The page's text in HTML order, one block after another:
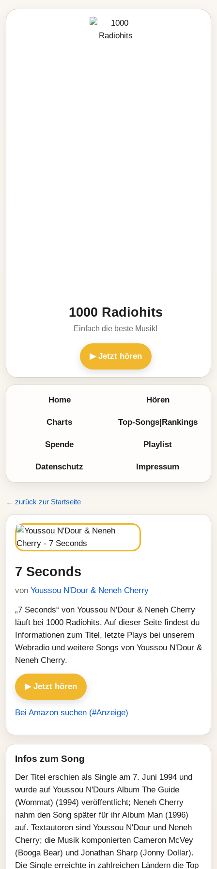
1000 Radiohits
Einfach die beste Musik!
▶ Jetzt hören
Home Hören
Charts Top-Songs|Rankings
Spende Playlist
Datenschutz Impressum
← zurück zur Startseite
7 Seconds
von Youssou N'Dour & Neneh Cherry
„7 Seconds“ von Youssou N'Dour & Neneh Cherry
läuft bei 1000 Radiohits. Auf dieser Seite findest du
Informationen zum Titel, letzte Plays bei unserem
Webradio und weitere Songs von Youssou N'Dour &
Neneh Cherry.
▶ Jetzt hören
Bei Amazon suchen (#Anzeige)
Infos zum Song
Der Titel erschien als Single am 7. Juni 1994 und
wurde auf Youssou N'Dours Album The Guide
(Wommat) (1994) veröffentlicht; Neneh Cherry
nahm den Song später für ihr Album Man (1996)
auf. Textautoren sind Youssou N'Dour und Neneh
Cherry; die Musik komponierten Cameron McVey
(Booga Bear) und Jonathan Sharp (Jonny Dollar).
Die Single erreichte in zahlreichen Ländern die Top